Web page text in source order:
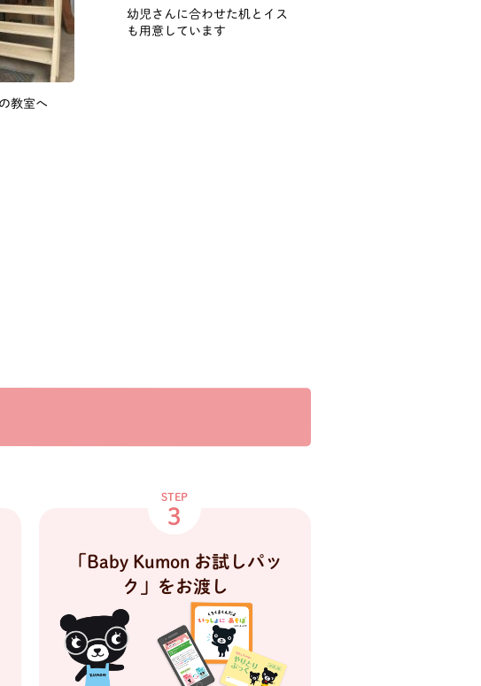
教室へ
幼児さんに合わせた机とイス
も用意しています
STEP
3
「Baby Kumon お試しパッ
ク」をお渡し